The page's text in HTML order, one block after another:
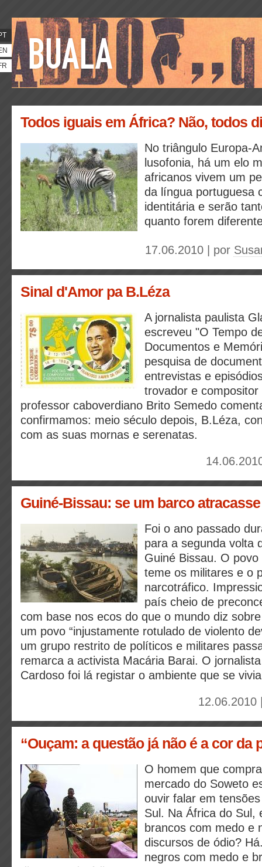
Todos iguais em África? Não, todos
No triângulo Europa-
lusofonia, há um elo
africanos vivem um
da língua portuguesa
identitária e serão
quanto forem
17.06.2010 | por
Sinal d'Amor pa B.Léza
A jornalista paulista
escreveu "O Tempo
Documentos e
pesquisa de
entrevistas e
trovador e
professor caboverdiano Brito Semedo
confirmamos: meio século depois, B.Léza,
com as suas mornas e serenatas.
Guiné-Bissau: se um barco atracasse
Foi o ano passado
para a segunda volta
Guiné Bissau. O
teme os militares e o
narcotráfico.
país cheio de
com base nos ecos do que o mundo diz
um povo “injustamente rotulado de violento
um grupo restrito de políticos e militares
remarca a activista Macária Barai. O
Cardoso foi lá registar o ambiente que se
“Ouçam: a questão já não é a cor da
O homem que
mercado do Soweto
ouvir falar em
Sul. Na África do Sul,
brancos com medo e
discursos de ódio?
negros com medo e